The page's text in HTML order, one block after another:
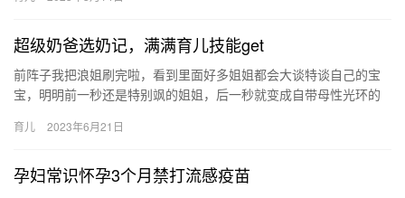
超级奶爸选奶记，满满育儿技能get
前阵子我把浪姐刷完啦，看到里面好多姐姐都会大谈特谈自己的宝
宝，明明前一秒还是特别飒的姐姐，后一秒就变成自带母性光环的
到里…
育儿 2023年6月21日
孕妇常识怀孕3个月禁打流感疫苗